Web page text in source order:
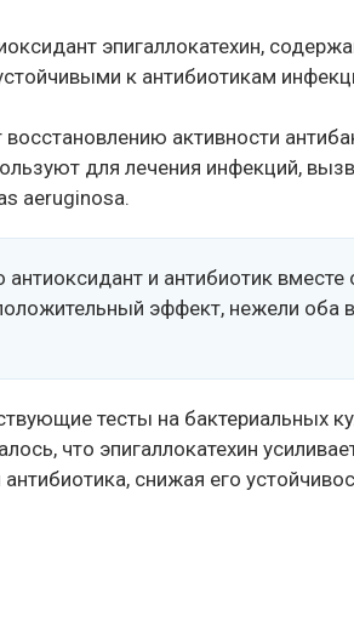
эпигаллокатехин,
к антибиотикам
активности
для лечения инфекций,
aeruginosa.
антиоксидант и антибиотик
эффект, нежели оба
тесты на бактериальных
что эпигаллокатехин
снижая его